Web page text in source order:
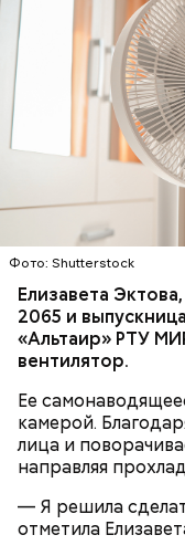
Фото: Shutterstock
Елизавета
2065 и
«Альтаир» РТУ
вентилятор.
Ее
камерой.
лица и
направляя
— Я решила
отметила
Ингредиенты: